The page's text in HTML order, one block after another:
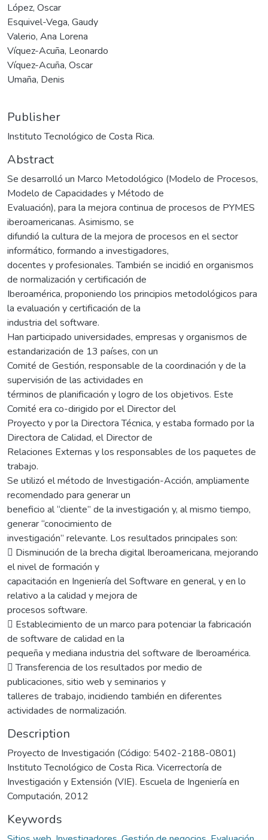
López, Oscar
Esquivel-Vega, Gaudy
Valerio, Ana Lorena
Víquez-Acuña, Leonardo
Víquez-Acuña, Oscar
Umaña, Denis
Publisher
Instituto Tecnológico de Costa Rica.
Abstract
Se desarrolló un Marco Metodológico (Modelo de Procesos,
Modelo de Capacidades y Método de
Evaluación), para la mejora continua de procesos de PYMES
iberoamericanas. Asimismo, se
difundió la cultura de la mejora de procesos en el sector
informático, formando a investigadores,
docentes y profesionales. También se incidió en organismos
de normalización y certificación de
Iberoamérica, proponiendo los principios metodológicos para
la evaluación y certificación de la
industria del software.
Han participado universidades, empresas y organismos de
estandarización de 13 países, con un
Comité de Gestión, responsable de la coordinación y de la
supervisión de las actividades en
términos de planificación y logro de los objetivos. Este
Comité era co-dirigido por el Director del
Proyecto y por la Directora Técnica, y estaba formado por la
Directora de Calidad, el Director de
Relaciones Externas y los responsables de los paquetes de
trabajo.
Se utilizó el método de Investigación-Acción, ampliamente
recomendado para generar un
beneficio al “cliente” de la investigación y, al mismo tiempo,
generar “conocimiento de
investigación” relevante. Los resultados principales son:
 Disminución de la brecha digital Iberoamericana, mejorando
el nivel de formación y
capacitación en Ingeniería del Software en general, y en lo
relativo a la calidad y mejora de
procesos software.
 Establecimiento de un marco para potenciar la fabricación
de software de calidad en la
pequeña y mediana industria del software de Iberoamérica.
 Transferencia de los resultados por medio de
publicaciones, sitio web y seminarios y
talleres de trabajo, incidiendo también en diferentes
actividades de normalización.
Description
Proyecto de Investigación (Código: 5402-2188-0801)
Instituto Tecnológico de Costa Rica. Vicerrectoría de
Investigación y Extensión (VIE). Escuela de Ingeniería en
Computación, 2012
Keywords